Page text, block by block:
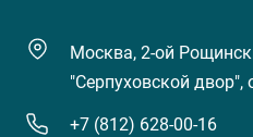
Москва, 2-ой
"Серпуховской двор",
+7 (812) 628-00-16